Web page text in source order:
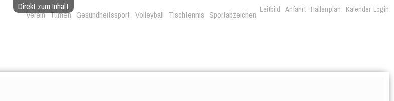
Direkt zum Inhalt Login
Leitbild Anfahrt Hallenplan Kalender
Verein Turnen Gesundheitssport Volleyball Tischtennis Sportabzeichen